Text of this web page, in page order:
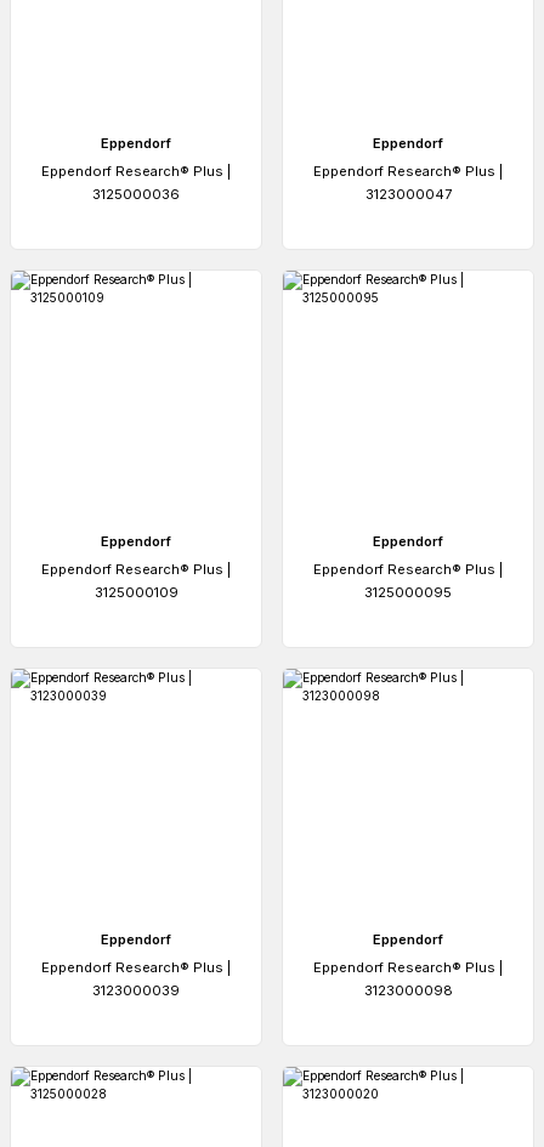
Eppendorf
Eppendorf Research® Plus |
3125000036
Eppendorf
Eppendorf Research® Plus |
3123000047
Eppendorf
Eppendorf Research® Plus |
3125000109
Eppendorf
Eppendorf Research® Plus |
3125000095
Eppendorf
Eppendorf Research® Plus |
3123000039
Eppendorf
Eppendorf Research® Plus |
3123000098